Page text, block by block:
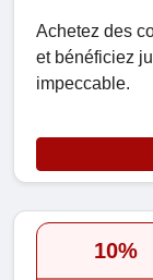
Achetez des
et bénéficiez
impeccable.
10%